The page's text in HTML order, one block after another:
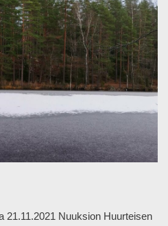
21.11.2021 Nuuksion Huurteisen